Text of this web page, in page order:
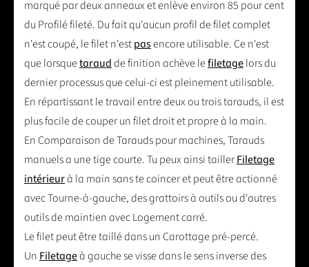
marqué par deux anneaux et enlève environ 85 pour cent
du Profilé fileté. Du fait qu'aucun profil de filet complet
n'est coupé, le filet n'estpasencore utilisable. Ce n'est
que lorsquetaraudde finition achève lefiletagelors du
dernier processus que celui-ci est pleinement utilisable.
En répartissant le travail entre deux ou trois tarauds, il est
plus facile de couper un filet droit et propre à la main.
En Comparaison de Tarauds pour machines, Tarauds
manuels a une tige courte. Tu peux ainsi taillerFiletage
intérieurà la main sans te coincer et peut être actionné
avec Tourne-à-gauche, des grattoirs à outils ou d'autres
outils de maintien avec Logement carré.
Le filet peut être taillé dans un Carottage pré-percé.
Un Filetageà gauche se visse dans le sens inverse des